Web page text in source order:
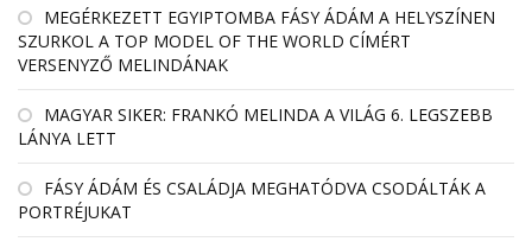
MEGÉRKEZETT EGYIPTOMBA FÁSY ÁDÁM A HELYSZÍNEN
SZURKOL A TOP MODEL OF THE WORLD CÍMÉRT
VERSENYZŐ MELINDÁNAK
MAGYAR SIKER: FRANKÓ MELINDA A VILÁG 6. LEGSZEBB
LÁNYA LETT
FÁSY ÁDÁM ÉS CSALÁDJA MEGHATÓDVA CSODÁLTÁK A
PORTRÉJUKAT